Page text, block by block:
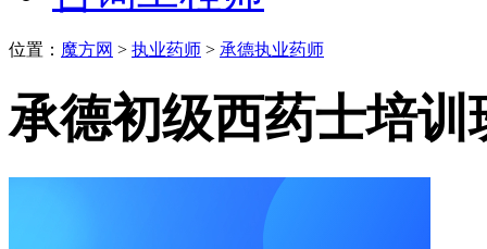
位置： 魔方网 > 执业药师 > 承德执业药师
承德初级西药士培训